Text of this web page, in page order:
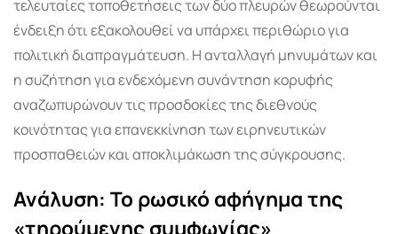
τελευταίες τοποθετήσεις των δύο πλευρών θεωρούνται
ένδειξη ότι εξακολουθεί να υπάρχει περιθώριο για
πολιτική διαπραγμάτευση. Η ανταλλαγή μηνυμάτων και
η συζήτηση για ενδεχόμενη συνάντηση κορυφής
αναζωπυρώνουν τις προσδοκίες της διεθνούς
κοινότητας για επανεκκίνηση των ειρηνευτικών
προσπαθειών και αποκλιμάκωση της σύγκρουσης.
Ανάλυση: Το ρωσικό αφήγημα της
«τηρούμενης συμφωνίας»